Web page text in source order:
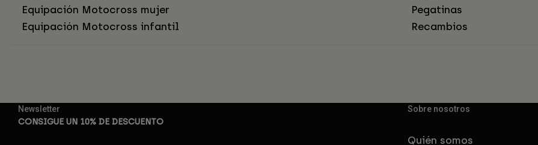
Equipación Motocross mujer
Equipación Motocross infantil
Pegatinas
Recambios
Newsletter
CONSIGUE UN 10% DE DESCUENTO
Sobre nosotros
Quién somos